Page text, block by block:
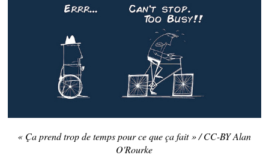
« Ça prend trop de temps pour ce que ça fait » / CC-BY Alan
O'Rourke